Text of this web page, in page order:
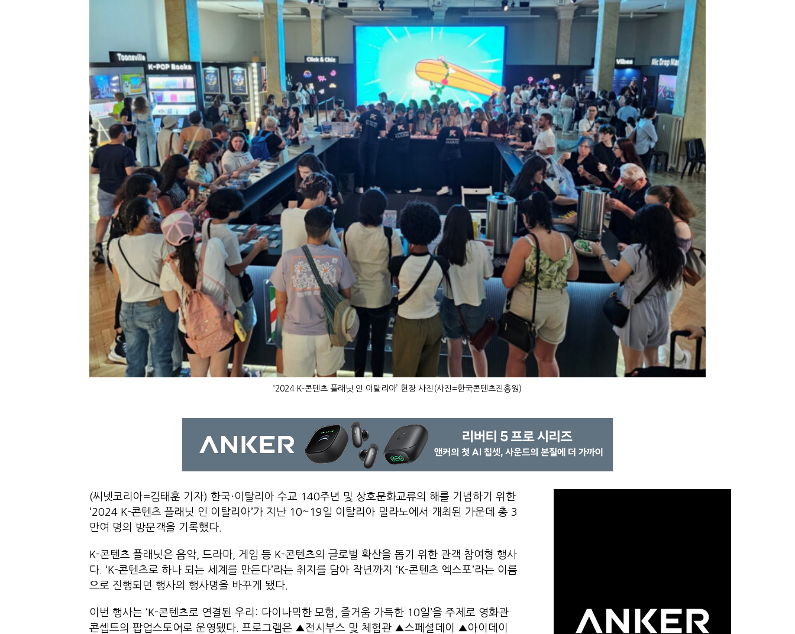
‘2024 K-콘텐츠 플래닛 인 이탈리아’ 현장 사진(사진=한국콘텐츠진흥원)
(씨넷코리아=김태훈 기자) 한국·이탈리아 수교 140주년 및 상호문화교류의 해를 기념하기 위한
‘2024 K-콘텐츠 플래닛 인 이탈리아’가 지난 10~19일 이탈리아 밀라노에서 개최된 가운데 총 3
만여 명의 방문객을 기록했다.
K-콘텐츠 플래닛은 음악, 드라마, 게임 등 K-콘텐츠의 글로벌 확산을 돕기 위한 관객 참여형 행사
다. ‘K-콘텐츠로 하나 되는 세계를 만든다’라는 취지를 담아 작년까지 ‘K-콘텐츠 엑스포’라는 이름
으로 진행되던 행사의 행사명을 바꾸게 됐다.
이번 행사는 ‘K-콘텐츠로 연결된 우리: 다이나믹한 모험, 즐거움 가득한 10일’을 주제로 영화관
콘셉트의 팝업스토어로 운영됐다. 프로그램은 ▲전시부스 및 체험관 ▲스페셜데이 ▲아이데이